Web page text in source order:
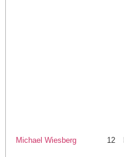
Michael Wiesberg 12